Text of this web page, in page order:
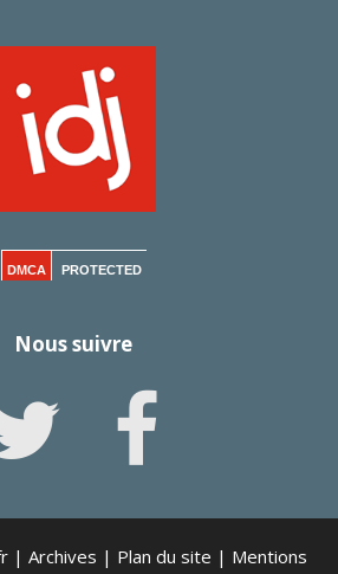
DMCA PROTECTED
Nous suivre
| Archives | Plan du site | Mentions